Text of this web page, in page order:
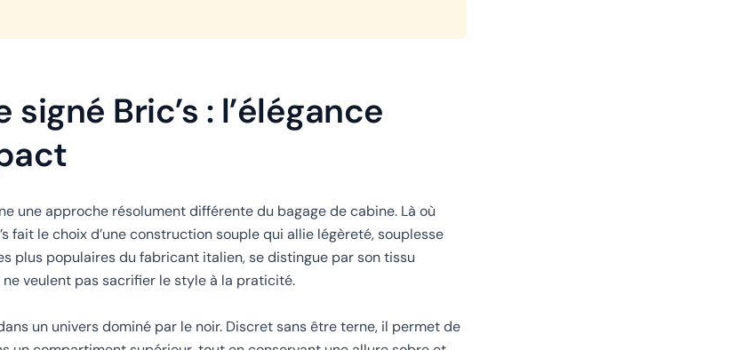
Bric’s : l’élégance
une approche résolument différente du bagage de cabine. Là où
fait le choix d’une construction souple qui allie légèreté, souplesse
plus populaires du fabricant italien, se distingue par son tissu
veulent pas sacrifier le style à la praticité.
un univers dominé par le noir. Discret sans être terne, il permet de